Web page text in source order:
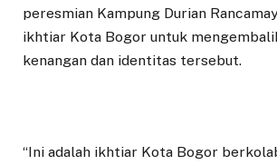
peresmian Kampung Durian
ikhtiar Kota Bogor untuk
kenangan dan identitas tersebut.
“Ini adalah ikhtiar Kota Bogor